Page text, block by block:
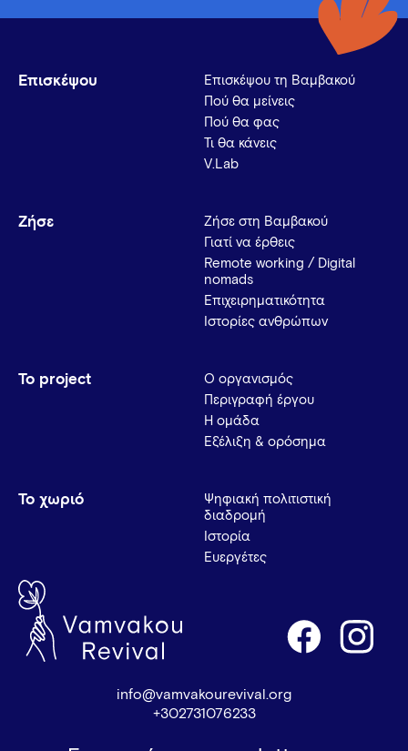
Επισκέψου
Επισκέψου τη Βαμβακού
Πού θα μείνεις
Πού θα φας
Τι θα κάνεις
V.Lab
Ζήσε
Ζήσε στη Βαμβακού
Γιατί να έρθεις
Remote working / Digital
nomads
Επιχειρηματικότητα
Ιστορίες ανθρώπων
Το project
Ο οργανισμός
Περιγραφή έργου
Η ομάδα
Εξέλιξη & ορόσημα
Το χωριό
Ψηφιακή πολιτιστική
διαδρομή
Ιστορία
Ευεργέτες
info@vamvakourevival.org
+302731076233